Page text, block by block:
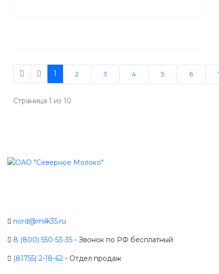
1 2 3 4 5 6
Страница 1 из 10
nord@milk35.ru
8 (800) 550-53-35 - Звонок по РФ бесплатный
(81755) 2-18-62 - Отдел продаж